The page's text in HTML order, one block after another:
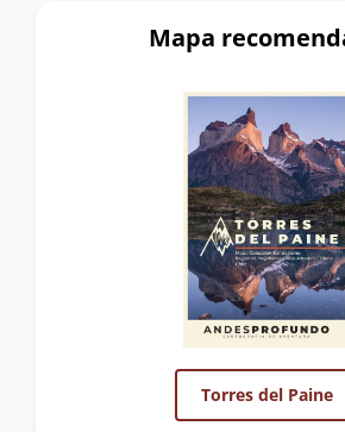
Mapa
Torres del Paine